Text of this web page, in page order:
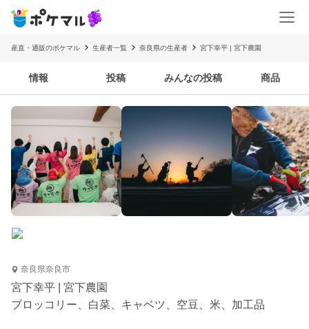
産直・通販のポケマル 生産者一覧 奈良県の生産者 宮下幸平 | 宮下農園
情報 投稿 みんなの投稿 商品
奈良県奈良市
宮下幸平 | 宮下農園
ブロッコリー、白菜、キャベツ、空豆、米、加工品